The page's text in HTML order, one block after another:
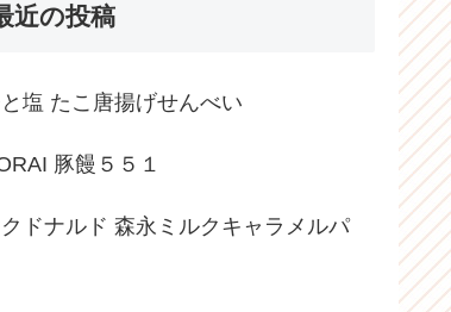
近の投稿
塩 たこ唐揚げせんべい
豚饅５５１
ドナルド 森永ミルクキャラメルパ